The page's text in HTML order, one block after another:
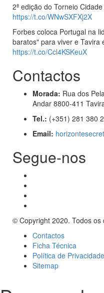
2ª edição do Torneio
https://t.co/WNwSXFXj2X
Forbes coloca Portugal na
baratos" para viver e Tavira
https://t.co/Ccl4KSKeuX
Contactos
Morada: Rua dos
Andar 8800-411
Tel.: (+351) 281 380
Email:
Segue-nos
© Copyright 2020. Todos os
Contactos
Ficha Técnica
Política de Privacidade
Sitemap